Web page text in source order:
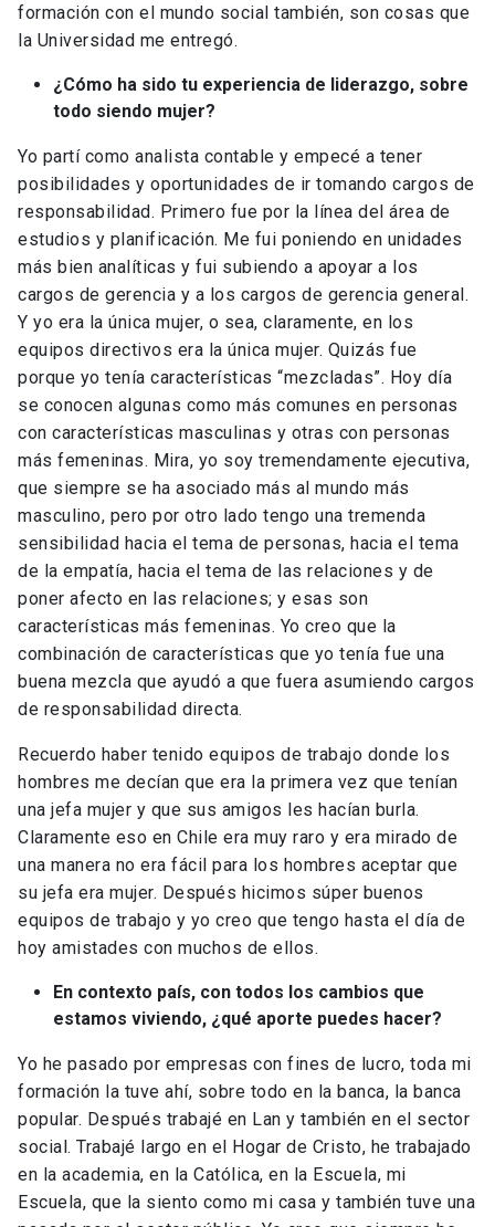
formación con el mundo social también, son cosas que
la Universidad me entregó.
¿Cómo ha sido tu experiencia de liderazgo, sobre
todo siendo mujer?
Yo partí como analista contable y empecé a tener
posibilidades y oportunidades de ir tomando cargos de
responsabilidad. Primero fue por la línea del área de
estudios y planificación. Me fui poniendo en unidades
más bien analíticas y fui subiendo a apoyar a los
cargos de gerencia y a los cargos de gerencia general.
Y yo era la única mujer, o sea, claramente, en los
equipos directivos era la única mujer. Quizás fue
porque yo tenía características “mezcladas”. Hoy día
se conocen algunas como más comunes en personas
con características masculinas y otras con personas
más femeninas. Mira, yo soy tremendamente ejecutiva,
que siempre se ha asociado más al mundo más
masculino, pero por otro lado tengo una tremenda
sensibilidad hacia el tema de personas, hacia el tema
de la empatía, hacia el tema de las relaciones y de
poner afecto en las relaciones; y esas son
características más femeninas. Yo creo que la
combinación de características que yo tenía fue una
buena mezcla que ayudó a que fuera asumiendo cargos
de responsabilidad directa.
Recuerdo haber tenido equipos de trabajo donde los
hombres me decían que era la primera vez que tenían
una jefa mujer y que sus amigos les hacían burla.
Claramente eso en Chile era muy raro y era mirado de
una manera no era fácil para los hombres aceptar que
su jefa era mujer. Después hicimos súper buenos
equipos de trabajo y yo creo que tengo hasta el día de
hoy amistades con muchos de ellos.
En contexto país, con todos los cambios que
estamos viviendo, ¿qué aporte puedes hacer?
Yo he pasado por empresas con fines de lucro, toda mi
formación la tuve ahí, sobre todo en la banca, la banca
popular. Después trabajé en Lan y también en el sector
social. Trabajé largo en el Hogar de Cristo, he trabajado
en la academia, en la Católica, en la Escuela, mi
Escuela, que la siento como mi casa y también tuve una